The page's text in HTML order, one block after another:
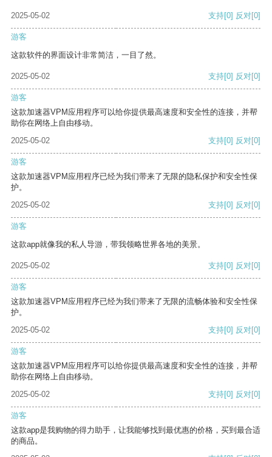
2025-05-02 支持[0] 反对[0]
游客
这款软件的界面设计非常简洁，一目了然。
2025-05-02 支持[0] 反对[0]
游客
这款加速器VPM应用程序可以给你提供最高速度和安全性的连接，并帮
助你在网络上自由移动。
2025-05-02
支持[0] 反对[0]
游客
这款加速器VPM应用程序已经为我们带来了无限的隐私保护和安全性保
护。
2025-05-02
支持[0] 反对[0]
游客
这款app就像我的私人导游，带我领略世界各地的美景。
2025-05-02 支持[0] 反对[0]
游客
这款加速器VPM应用程序已经为我们带来了无限的流畅体验和安全性保
护。
2025-05-02
支持[0] 反对[0]
游客
这款加速器VPM应用程序可以给你提供最高速度和安全性的连接，并帮
助你在网络上自由移动。
2025-05-02
支持[0] 反对[0]
游客
这款app是我购物的得力助手，让我能够找到最优惠的价格，买到最合适
的商品。